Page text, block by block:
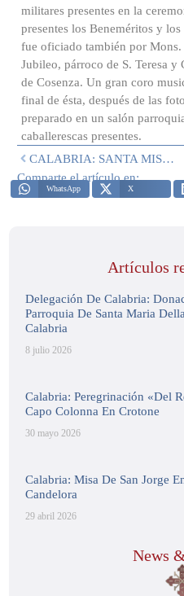
militares presentes en la
presentes los Beneméritos y
fue oficiado también por
Jubileo, párroco de S. Teresa y
de Cosenza. Un gran coro
final de ésta, después de las
preparado en un salón
caballerescas presentes.
CALABRIA: SANTA MISA POR LA EXALTACIÓN DE LA SANTA CRUZ
Comparte el artículo en:
WhatsApp X
Artículos
Delegación De Calabria:
Parroquia De Santa Maria
Calabria
8 julio 2026
Calabria: Peregrinación «del
Capo Colonna En Crotone
30 mayo 2026
Calabria: Misa De San Jorge
Candelora
29 abril 2026
News